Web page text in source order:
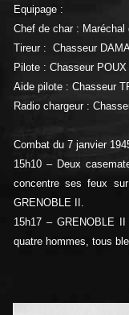
Equipage :
Chef de char :
Tireur : Chasseur
Pilote : Chasseur POUX
Aide pilote : Chasseur
Radio chargeur :
Combat du 7 janvier
15h10 – Deux
concentre ses feux
GRENOBLE II.
15h17 – GRENOBLE
quatre hommes, tous